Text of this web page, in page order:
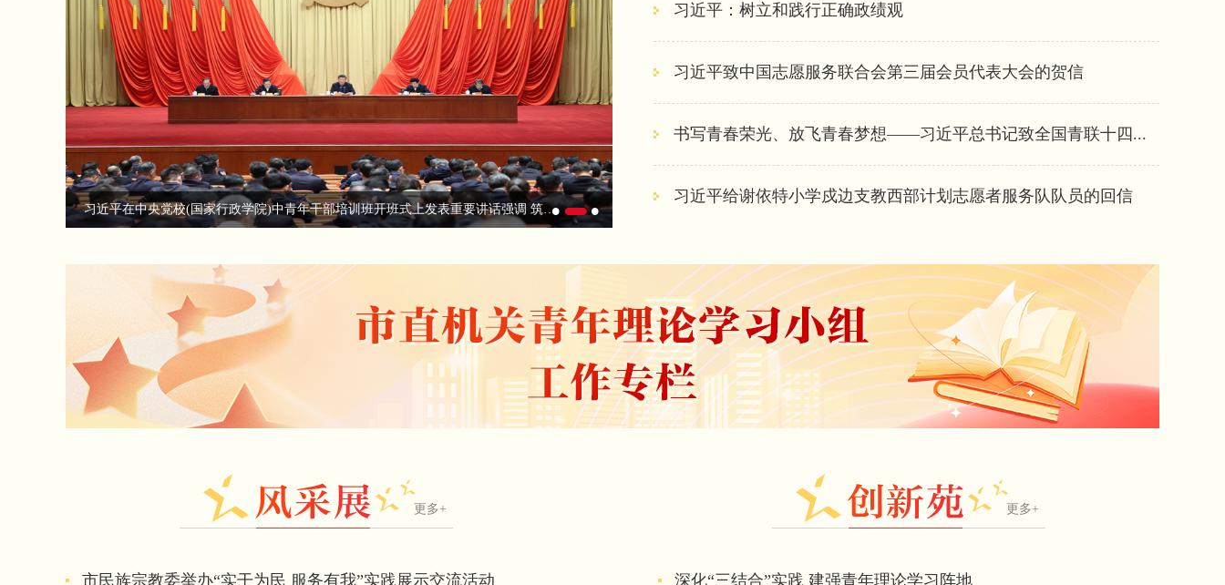
习近平在中央党校(国家行政学院)中青年干部培训班开班式上发表重要讲话强调 筑牢理想信念根基树立践行正确政绩观 在新时代新征程上留下无悔的奋斗足迹 王沪宁出席
习近平：树立和践行正确政绩观
习近平致中国志愿服务联合会第三届会员代表大会的贺信
书写青春荣光、放飞青春梦想——习近平总书记致全国青联十四...
习近平给谢依特小学戍边支教西部计划志愿者服务队队员的回信
更多+
市民族宗教委举办“实干为民 服务有我”实践展示交流活动
更多+
深化“三结合”实践 建强青年理论学习阵地